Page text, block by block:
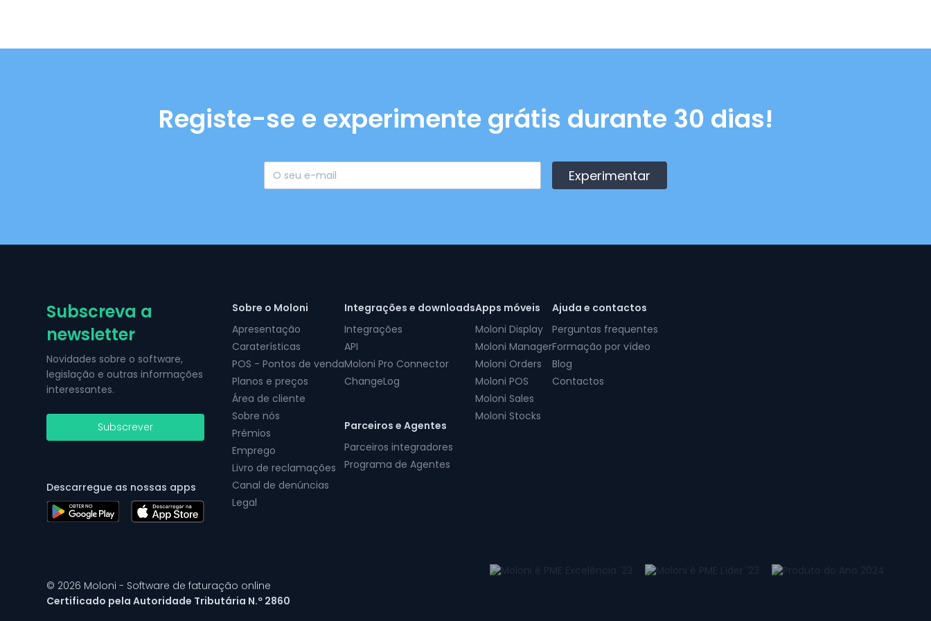
Registe-se e experimente grátis durante 30 dias!
Experimentar
Subscreva a
newsletter
Novidades sobre o software,
legislação e outras informações
interessantes.
Subscrever
Descarregue as nossas apps
Sobre o Moloni
Apresentação
Caraterísticas
POS - Pontos de venda
Planos e preços
Área de cliente
Sobre nós
Prémios
Emprego
Livro de reclamações
Canal de denúncias
Legal
Integrações e downloads
Integrações
API
Moloni Pro Connector
ChangeLog
Parceiros e Agentes
Parceiros integradores
Programa de Agentes
Apps móveis
Moloni Display
Moloni Manager
Moloni Orders
Moloni POS
Moloni Sales
Moloni Stocks
Ajuda e contactos
Perguntas frequentes
Formação por vídeo
Blog
Contactos
© 2026 Moloni - Software de faturação online
Certificado pela Autoridade Tributária N.º 2860